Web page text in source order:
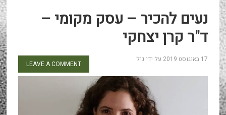
נעים להכיר – עסק מקומי –
ד"ר קרן יצחקי
17 באוגוסט 2019 על ידיגיל
LEAVE A COMMENT